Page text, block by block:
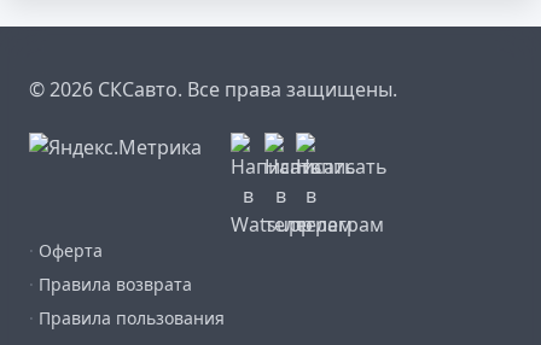
© 2026 СКСавто. Все права защищены.
· Оферта
· Правила возврата
· Правила пользования